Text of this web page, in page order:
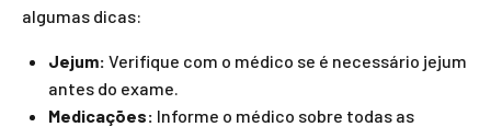
algumas dicas:
Jejum: Verifique com o médico se é necessário jejum
antes do exame.
Medicações: Informe o médico sobre todas as